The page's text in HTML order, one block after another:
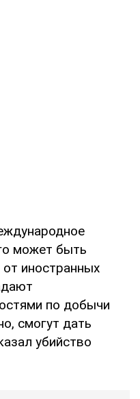
может быть
иностранных
по добычи
смогут дать
убийство